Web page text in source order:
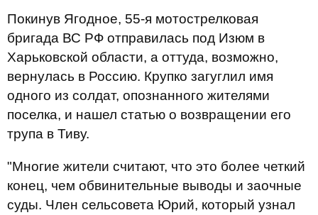
Покинув Ягодное, 55-я мотострелковая
бригада ВС РФ отправилась под Изюм в
Харьковской области, а оттуда, возможно,
вернулась в Россию. Крупко загуглил имя
одного из солдат, опознанного жителями
поселка, и нашел статью о возвращении его
трупа в Тиву.
"Многие жители считают, что это более четкий
конец, чем обвинительные выводы и заочные
суды. Член сельсовета Юрий, который узнал